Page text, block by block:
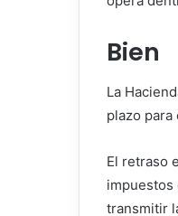
Bien
La
plazo para
El retraso
impuestos
transmitir